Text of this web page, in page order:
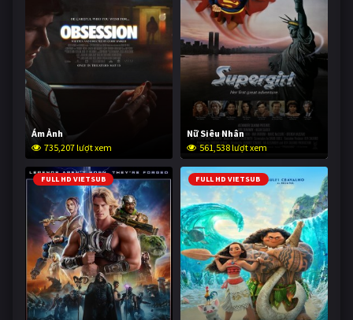
Ám Ảnh
735,207 lượt xem
Nữ Siêu Nhân
561,538 lượt xem
FULL HD VIETSUB FULL HD VIETSUB